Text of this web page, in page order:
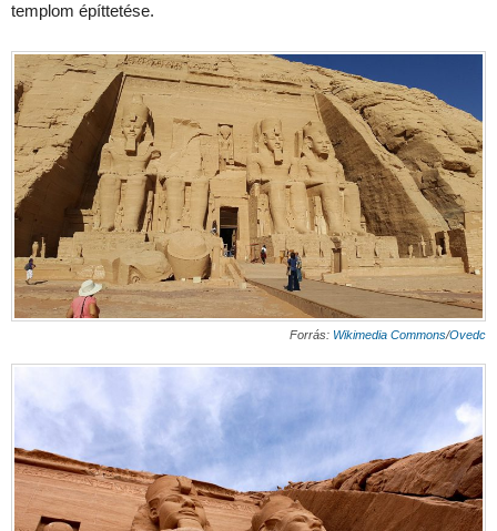
templom építtetése.
Forrás: Wikimedia Commons/Ovedc